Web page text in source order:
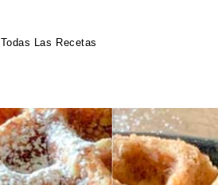
Todas Las Recetas